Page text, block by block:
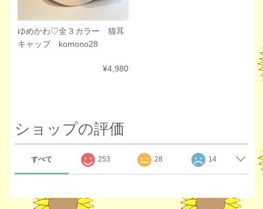
ゆめかわ♡全３カラー 猫耳
キャップ komono28
¥4,980
ショップの評価
すべて 253 28 14